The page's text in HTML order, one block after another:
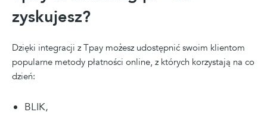
zyskujesz?
Dzięki integracji z Tpay możesz udostępnić swoim klientom
popularne metody płatności online, z których korzystają na co
dzień:
BLIK,